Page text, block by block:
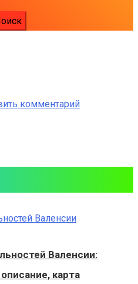
комментарийк
Валенсии:
карта